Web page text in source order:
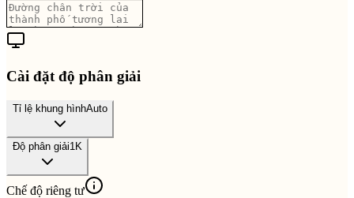
Cài đặt độ phân giải
Tỉ lệ khung hìnhAuto
Độ phân giải1K
Chế độ riêng tư